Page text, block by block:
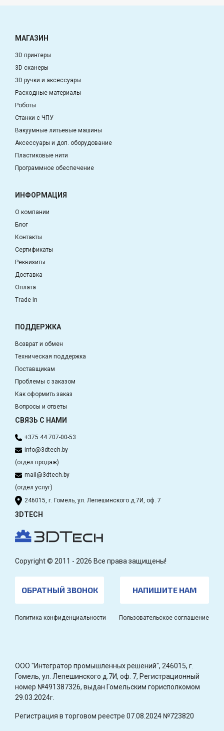
МАГАЗИН
3D принтеры
3D сканеры
3D ручки и аксессуары
Расходные материалы
Роботы
Станки с ЧПУ
Вакуумные литьевые машины
Аксессуары и доп. оборудование
Пластиковые нити
Программное обеспечение
ИНФОРМАЦИЯ
О компании
Блог
Контакты
Сертификаты
Реквизиты
Доставка
Оплата
Trade In
ПОДДЕРЖКА
Возврат и обмен
Техническая поддержка
Поставщикам
Проблемы с заказом
Как оформить заказ
Вопросы и ответы
СВЯЗЬ С НАМИ
+375 44 707-00-53
info@3dtech.by
(отдел продаж)
mail@3dtech.by
(отдел услуг)
246015, г. Гомель, ул. Лепешинского д.7И, оф. 7
3DTECH
Copyright © 2011 - 2026 Все права защищены!
ОБРАТНЫЙ ЗВОНОК НАПИШИТЕ НАМ
Политика конфиденциальности Пользовательское соглашение
OOO "Интегратор промышленных решений", 246015, г.
Гомель, ул. Лепешинского д.7И, оф. 7, Регистрационный
номер №491387326, выдан Гомельским горисполкомом
29.03.2024г.
Регистрация в торговом реестре 07.08.2024 №723820